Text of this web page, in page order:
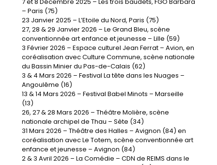
– Paris (75)
23 Janvier 2025 – L’Etoile du Nord, Paris (75)
27, 28 & 29 Janvier 2026 – Le Grand Bleu, scène
conventionnée art enfance et jeunesse – Lille (59)
3 Février 2026 – Espace culturel Jean Ferrat – Avion, en
coréalisation avec Culture Commune, scène nationale
du Bassin Minier du Pas-de-Calais (62)
3 & 4 Mars 2026 – Festival La tête dans les Nuages –
Angoulême (16)
13 & 14 Mars 2026 – Festival Babel Minots – Marseille
(13)
26, 27 & 28 Mars 2026 – Théâtre Molière, scène
nationale archipel de Thau – Sète (34)
31 Mars 2026 – Théâtre des Halles – Avignon (84) en
coréalisation avec Le Totem, scène conventionnée art
enfance et jeunesse – Avignon (84)
2 & 3 Avril 2026 – La Comédie – CDN de REIMS dans le